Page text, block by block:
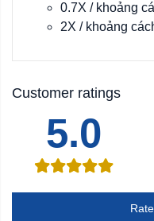
0.7X / khoảng
2X / khoảng
Customer ratings
5.0